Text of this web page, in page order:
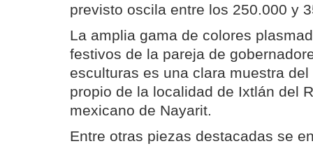
previsto oscila entre los 250.000 y
La amplia gama de colores
festivos de la pareja de
esculturas es una clara muestra
propio de la localidad de Ixtlán del
mexicano de Nayarit.
Entre otras piezas destacadas se